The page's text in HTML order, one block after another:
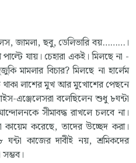
জামলা, ছবু, ডেলিভারি বয়………।
যায়। চেহারা একই। মিলছে না -
মামলার বিচার? মিলছে না হার্লেম
থাকা লাশের মুখ আর মুখোশের পেছনে
এঞ্জেলেসরা বলেছিলেন শুধু ৮ঘন্টা
সীমাবদ্ধ রাখলে চলবে না।
কায়েম করেছে, তাদের উচ্ছেদ করা।
কাজের দাবীই নয়, শ্রমিকদের